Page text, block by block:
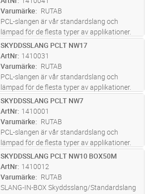
Temperaturområde –50°C /+105°C. Tillfä
mer
Varumärke
RUTAB
PCL-slangen är vår standardslang och
lämpad för de flesta typer av applikationer.
Bra böjlighet och bra mekanisk skydd vid
torra och låga temperaturförhållande.
Temperaturområde –50°C /+105°C. Tillfä
mer
M Lägg i kundvagn
SKYDDSSLANG PCLT NW17
ArtNr 1410031
Varumärke
RUTAB
PCL-slangen är vår standardslang och
lämpad för de flesta typer av applikationer.
Bra böjlighet och bra mekanisk skydd vid
torra och låga temperaturförhållande.
Temperaturområde –50°C /+105°C. Tillfä
mer
M Lägg i kundvagn
SKYDDSSLANG PCLT NW7
ArtNr 1410001
Varumärke
RUTAB
PCL-slangen är vår standardslang och
lämpad för de flesta typer av applikationer.
Bra böjlighet och bra mekanisk skydd vid
torra och låga temperaturförhållande.
Temperaturområde –50°C /+105°C. Tillfä
mer
M Lägg i kundvagn
SKYDDSSLANG PCLT NW10 BOX50M
ArtNr 1410012
Varumärke
RUTAB
SLANG-IN-BOX Skyddsslang/Standardslang